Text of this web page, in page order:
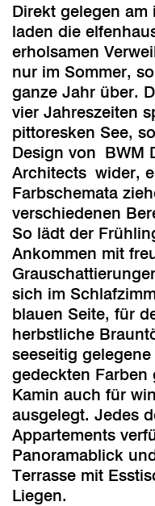
Direkt gelegen
laden die
erholsamen
nur im Sommer,
ganze Jahr über.
vier Jahreszeiten
pittoresken See,
Design von BWM
Architects wider,
Farbschemata
verschiedenen
So lädt der
Ankommen mit
sich im
blauen Seite, für
herbstliche
seeseitig
gedeckten Farben
Kamin auch für
ausgelegt. Jedes
Appartements
Panoramablick
Terrasse mit
Liegen.